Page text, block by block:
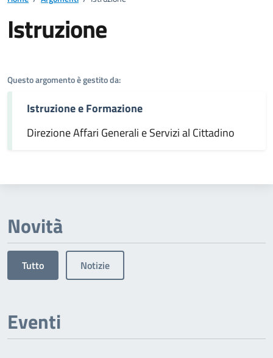
Istruzione
Questo argomento è gestito da:
Istruzione e Formazione
Direzione Affari Generali e Servizi al Cittadino
Novità
Tutto Notizie
Eventi